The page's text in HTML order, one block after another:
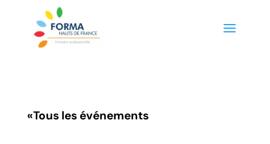
«Tous les événements